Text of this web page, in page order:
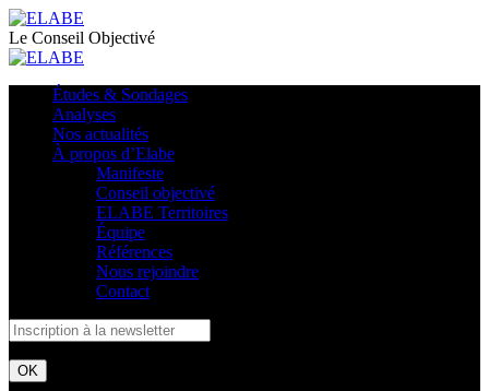
Le Conseil Objectivé
Études & Sondages
Analyses
Nos actualités
À propos d’Elabe
Manifeste
Conseil objectivé
ELABE Territoires
Équipe
Références
Nous rejoindre
Contact